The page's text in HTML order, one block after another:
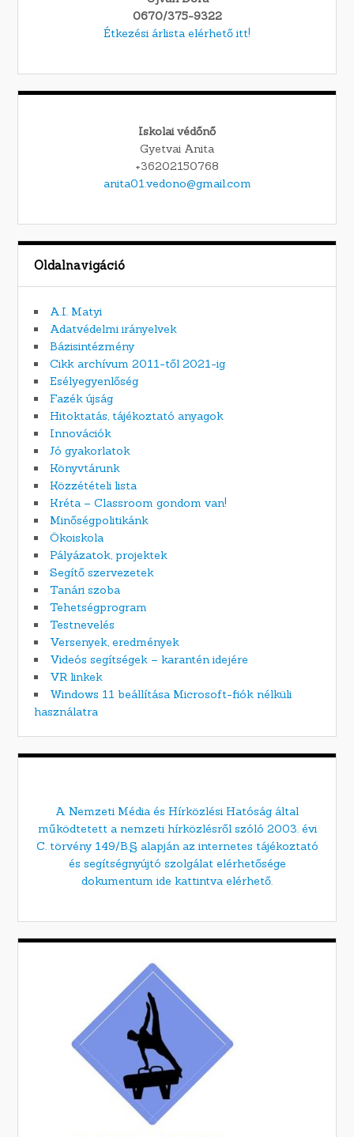
0670/375-9322
Étkezési árlista elérhető itt!
Iskolai védőnő
Gyetvai Anita
+36202150768
anita01.vedono@gmail.com
Oldalnavigáció
A.I. Matyi
Adatvédelmi irányelvek
Bázisintézmény
Cikk archívum 2011-től 2021-ig
Esélyegyenlőség
Fazék újság
Hitoktatás, tájékoztató anyagok
Innovációk
Jó gyakorlatok
Könyvtárunk
Közzétételi lista
Kréta – Classroom gondom van!
Minőségpolitikánk
Ökoiskola
Pályázatok, projektek
Segítő szervezetek
Tanári szoba
Tehetségprogram
Testnevelés
Versenyek, eredmények
Videós segítségek – karantén idejére
VR linkek
Windows 11 beállítása Microsoft-fiók nélküli
használatra
A Nemzeti Média és Hírközlési Hatóság által
működtetett a nemzeti hírközlésről szóló 2003. évi
C. törvény 149/B.§ alapján az internetes tájékoztató
és segítségnyújtó szolgálat elérhetősége
dokumentum ide kattintva elérhető.